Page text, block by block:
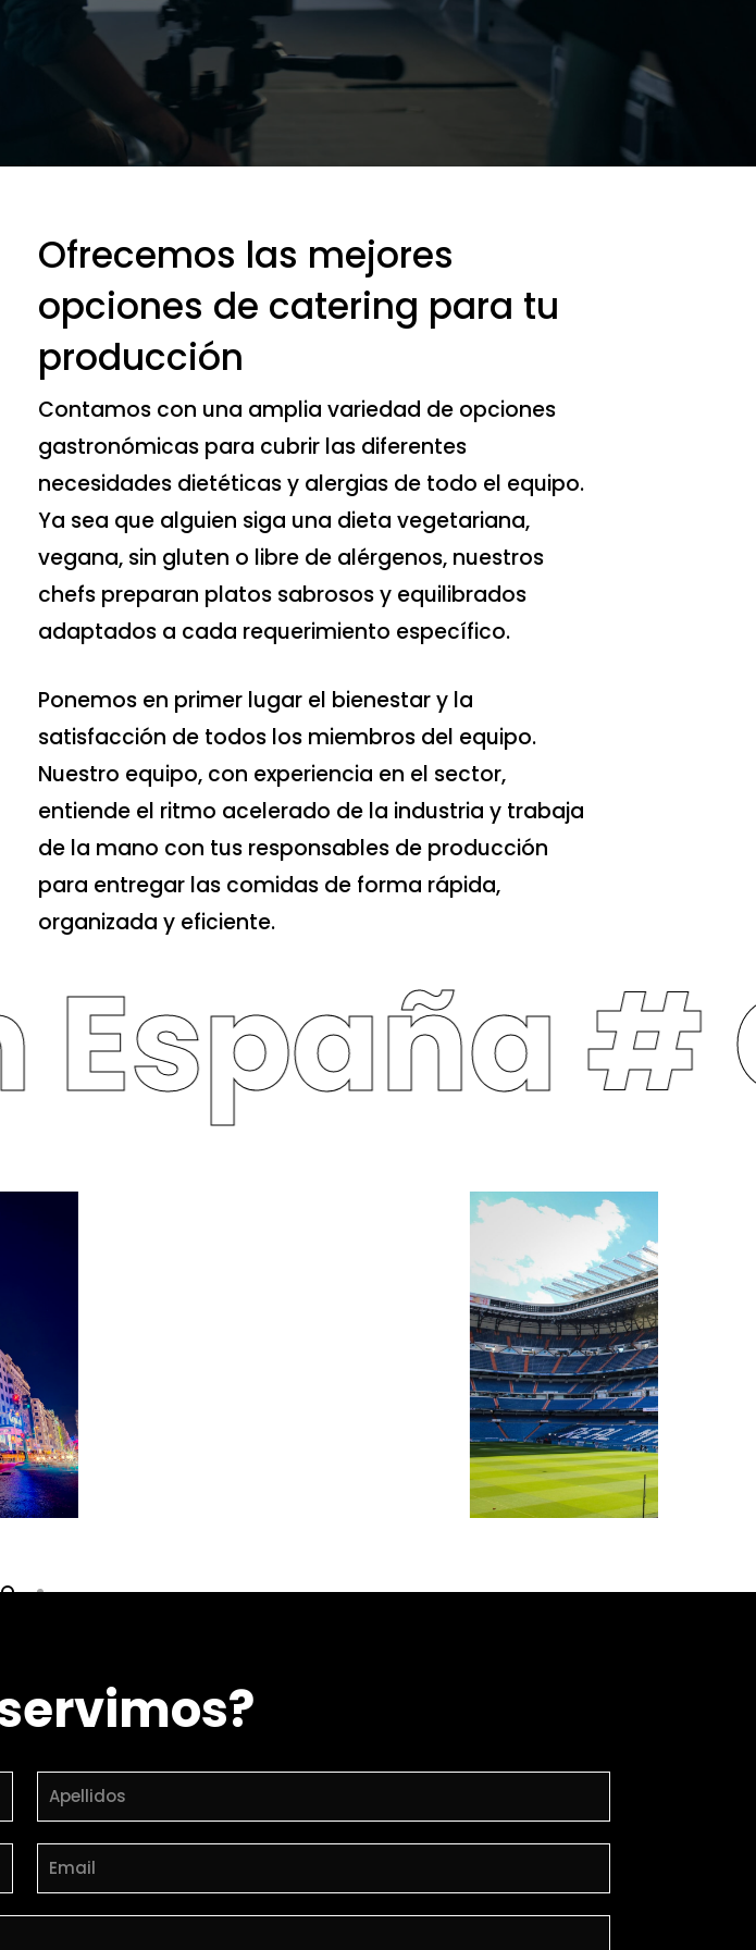
Ofrecemos las mejores
opciones de catering para tu
producción
Contamos con una amplia variedad de opciones
gastronómicas para cubrir las diferentes
necesidades dietéticas y alergias de todo el equipo.
Ya sea que alguien siga una dieta vegetariana,
vegana, sin gluten o libre de alérgenos, nuestros
chefs preparan platos sabrosos y equilibrados
adaptados a cada requerimiento específico.
Ponemos en primer lugar el bienestar y la
satisfacción de todos los miembros del equipo.
Nuestro equipo, con experiencia en el sector,
entiende el ritmo acelerado de la industria y trabaja
de la mano con tus responsables de producción
para entregar las comidas de forma rápida,
organizada y eficiente.
#